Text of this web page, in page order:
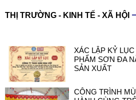
THỊ TRƯỜNG - KINH TẾ - XÃ HỘI
XÁC LẬP KỶ
PHẨM SƠN ĐA
SẢN XUẤT
CÔNG TRÌNH